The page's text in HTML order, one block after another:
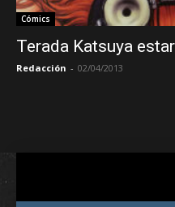
Cómics
Terada Katsuya
Redacción - 02/04/2013